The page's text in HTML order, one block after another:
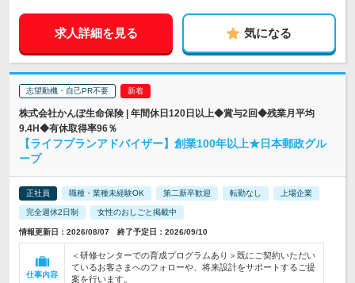
求人詳細を見る 気になる
志望動機・自己PR不要
株式会社かんぽ生命保険 | 年間休日120日以上◆賞与2回◆残業月平均
9.4H◆有休取得率96％
【ライフプランアドバイザー】創業100年以上★日本郵政グル
ープ
正社員 職種・業種未経験OK 第二新卒歓迎 転勤なし 上場企業
完全週休2日制 女性のおしごと掲載中
情報更新日：2026/08/07 終了予定日：2026/09/10
仕事内容
＜研修センターでの育成プログラムあり＞既にご契約いただい
ているお客さまへのフォローや、将来設計をサポートするご提
案を行います。